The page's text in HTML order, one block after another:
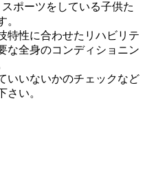
ポーツをしている子供た
。
特性に合わせたリハビリテ
な全身のコンディショニン
いいないかのチェックなど
さい。